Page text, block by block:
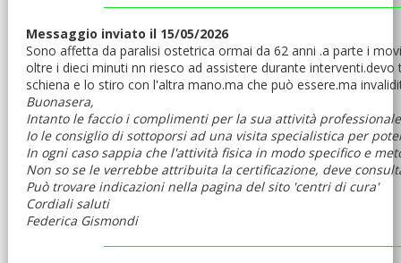
Messaggio inviato il 15/05/2026
Sono affetta da paralisi ostetrica ormai da 62 anni .a parte i
oltre i dieci minuti nn riesco ad assistere durante
schiena e lo stiro con l'altra mano.ma che può essere.ma
Buonasera,
Intanto le faccio i complimenti per la sua attività
Io le consiglio di sottoporsi ad una visita specialistica per
In ogni caso sappia che l'attività fisica in modo specifico e
Non so se le verrebbe attribuita la certificazione, deve
Può trovare indicazioni nella pagina del sito 'centri di cura'
Cordiali saluti
Federica Gismondi